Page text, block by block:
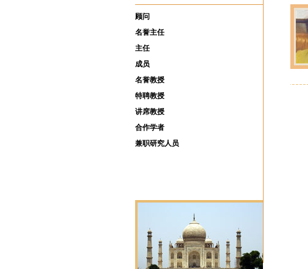
顾问
名誉主任
主任
成员
名誉教授
特聘教授
讲席教授
合作学者
兼职研究人员